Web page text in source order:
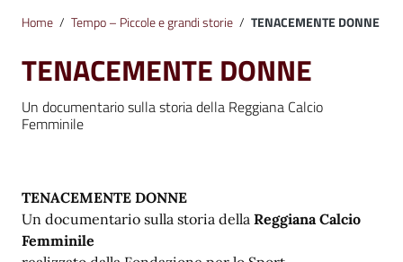
Home / Tempo – Piccole e grandi storie / TENACEMENTE DONNE
TENACEMENTE DONNE
Un documentario sulla storia della Reggiana Calcio
Femminile
TENACEMENTE DONNE
Un documentario sulla storia della Reggiana Calcio
Femminile